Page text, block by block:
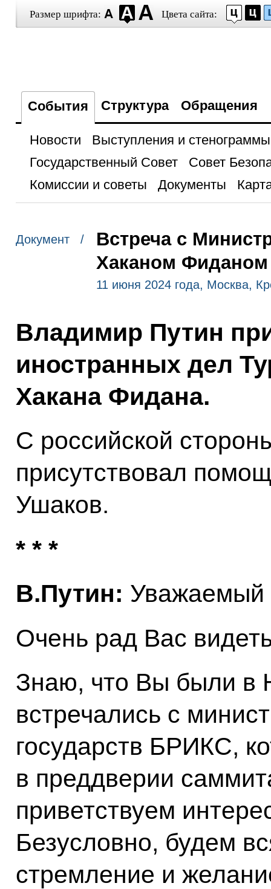
Размер шрифта: Цвета сайта:
События Структура Обращения
Новости
Выступления и стенограммы
Государственный Совет
Совет
Комиссии и советы
Документы
Документ /
Встреча с
Хаканом Фиданом
11 июня 2024 года, Москва,
Владимир Путин
иностранных дел
Хакана Фидана.
С российской
присутствовал
Ушаков.
* * *
В.Путин: Уважаемый
Очень рад Вас
Знаю, что Вы были в
встречались с
государств БРИКС,
в преддверии
приветствуем
Безусловно, будем
стремление и